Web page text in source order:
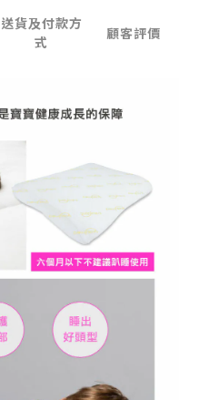
送貨及付款方
式
顧客評價